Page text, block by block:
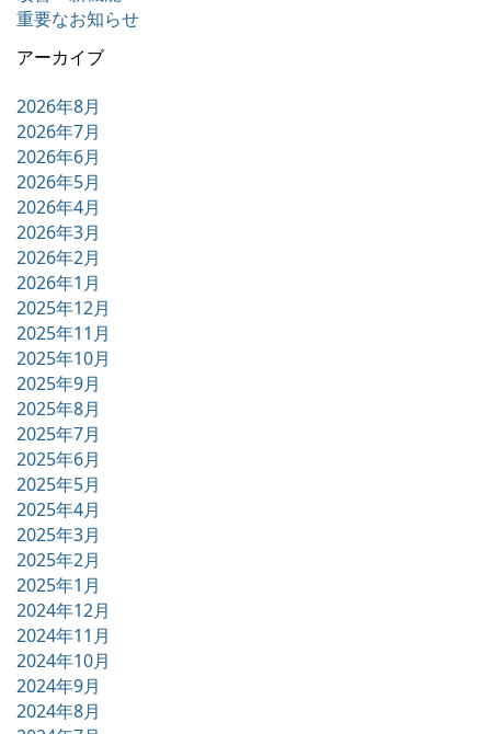
重要なお知らせ
アーカイブ
2026年8月
2026年7月
2026年6月
2026年5月
2026年4月
2026年3月
2026年2月
2026年1月
2025年12月
2025年11月
2025年10月
2025年9月
2025年8月
2025年7月
2025年6月
2025年5月
2025年4月
2025年3月
2025年2月
2025年1月
2024年12月
2024年11月
2024年10月
2024年9月
2024年8月